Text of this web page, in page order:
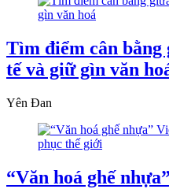
Tìm điểm cân
tế và giữ gìn văn
Yên Đan
“Văn hoá ghế